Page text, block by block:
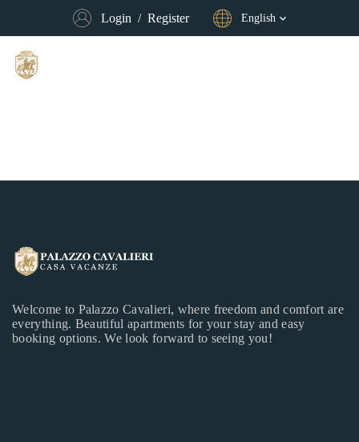
Login / Register English
Welcome to Palazzo Cavalieri, where freedom and comfort are
everything. Beautiful apartments for your stay and easy
booking options. We look forward to seeing you!